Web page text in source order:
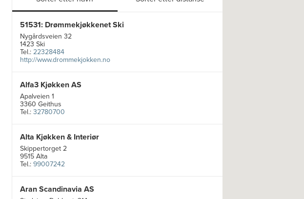
51531: Drømmekjøkkenet Ski
Nygårdsveien 32
1423 Ski
Tel.:22328484
http://www.drommekjokken.no
Alfa3 Kjøkken AS
Apalveien 1
3360 Geithus
Tel.:32780700
Alta Kjøkken & Interiør
Skippertorget 2
9515 Alta
Tel.:99007242
Aran Scandinavia AS